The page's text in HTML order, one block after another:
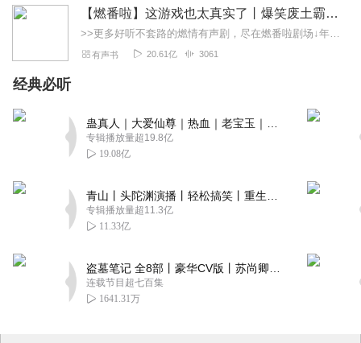
【燃番啦】这游戏也太真实了丨爆笑废土霸榜神作丨紫襟剧社制作
>>更多好听不套路的燃情有声剧，尽在燃番啦剧场↓年度重磅推荐本专辑为VIP免费专辑每天上午10点5集更新，订阅可以听到最新内容哦！每周抽一个专辑五星优质评论送...
有声书 20.61亿 3061
经典必听
专辑播放量超19.8亿
19.08亿
专辑播放量超11.3亿
11.33亿
连载节目超七百集
1641.31万